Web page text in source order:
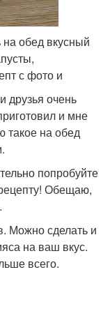
обед вкусный
с фото и
друзья очень
и мне
такое на обед
попробуйте
Обещаю,
Можно сделать и
на ваш вкус.
всего.